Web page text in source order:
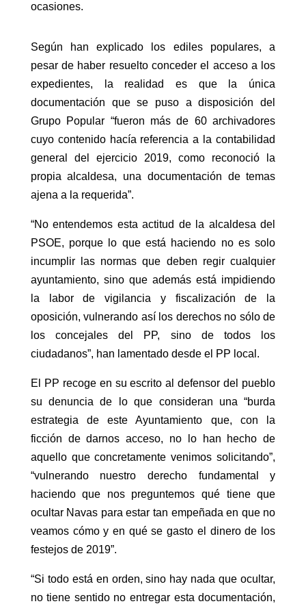
ocasiones.
Según han explicado los ediles populares, a
pesar de haber resuelto conceder el acceso a los
expedientes, la realidad es que la única
documentación que se puso a disposición del
Grupo Popular “fueron más de 60 archivadores
cuyo contenido hacía referencia a la contabilidad
general del ejercicio 2019, como reconoció la
propia alcaldesa, una documentación de temas
ajena a la requerida”.
“No entendemos esta actitud de la alcaldesa del
PSOE, porque lo que está haciendo no es solo
incumplir las normas que deben regir cualquier
ayuntamiento, sino que además está impidiendo
la labor de vigilancia y fiscalización de la
oposición, vulnerando así los derechos no sólo de
los concejales del PP, sino de todos los
ciudadanos”, han lamentado desde el PP local.
El PP recoge en su escrito al defensor del pueblo
su denuncia de lo que consideran una “burda
estrategia de este Ayuntamiento que, con la
ficción de darnos acceso, no lo han hecho de
aquello que concretamente venimos solicitando”,
“vulnerando nuestro derecho fundamental y
haciendo que nos preguntemos qué tiene que
ocultar Navas para estar tan empeñada en que no
veamos cómo y en qué se gasto el dinero de los
festejos de 2019”.
“Si todo está en orden, sino hay nada que ocultar,
no tiene sentido no entregar esta documentación,